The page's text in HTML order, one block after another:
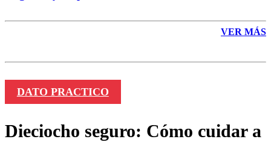
VER MÁS
DATO PRACTICO
Dieciocho seguro: Cómo cuidar a